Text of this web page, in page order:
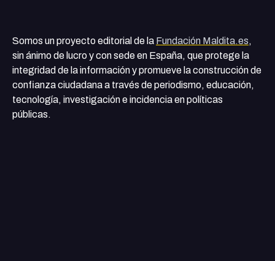
Somos un proyecto editorial de la Fundación Maldita.es,
sin ánimo de lucro y con sede en España, que protege la
integridad de la información y promueve la construcción de
confianza ciudadana a través de periodismo, educación,
tecnología, investigación e incidencia en políticas
públicas.